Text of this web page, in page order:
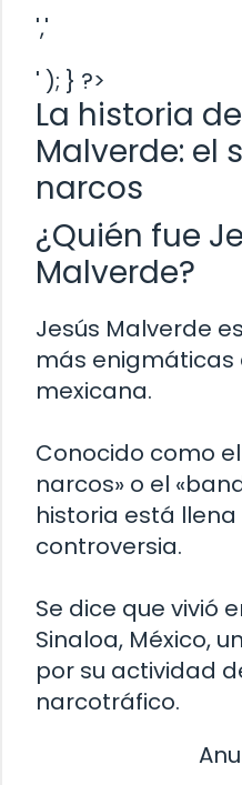
','
' ); } ?>
La historia
Malverde: el
narcos
¿Quién fue
Malverde?
Jesús Malverde
más enigmáticas
mexicana.
Conocido como
narcos» o el
historia está
controversia.
Se dice que vivió
Sinaloa, México,
por su actividad
narcotráfico.